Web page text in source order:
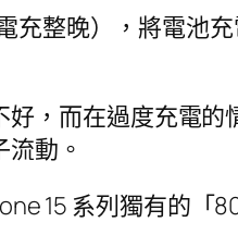
充整晚），將電池
，而在過度充電
動。
15 系列獨有的「